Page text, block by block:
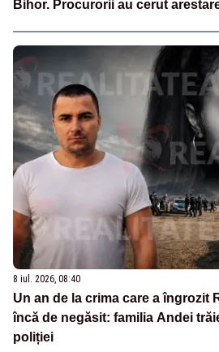
Bihor. Procurorii au cerut
8 iul. 2026, 08:40
Un an de la crima care a îngrozit
încă de negăsit: familia Andei
poliției